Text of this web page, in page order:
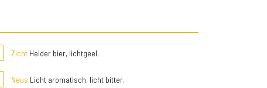
ZichtHelder bier, lichtgeel.
Neus Licht aromatisch, licht bitter.